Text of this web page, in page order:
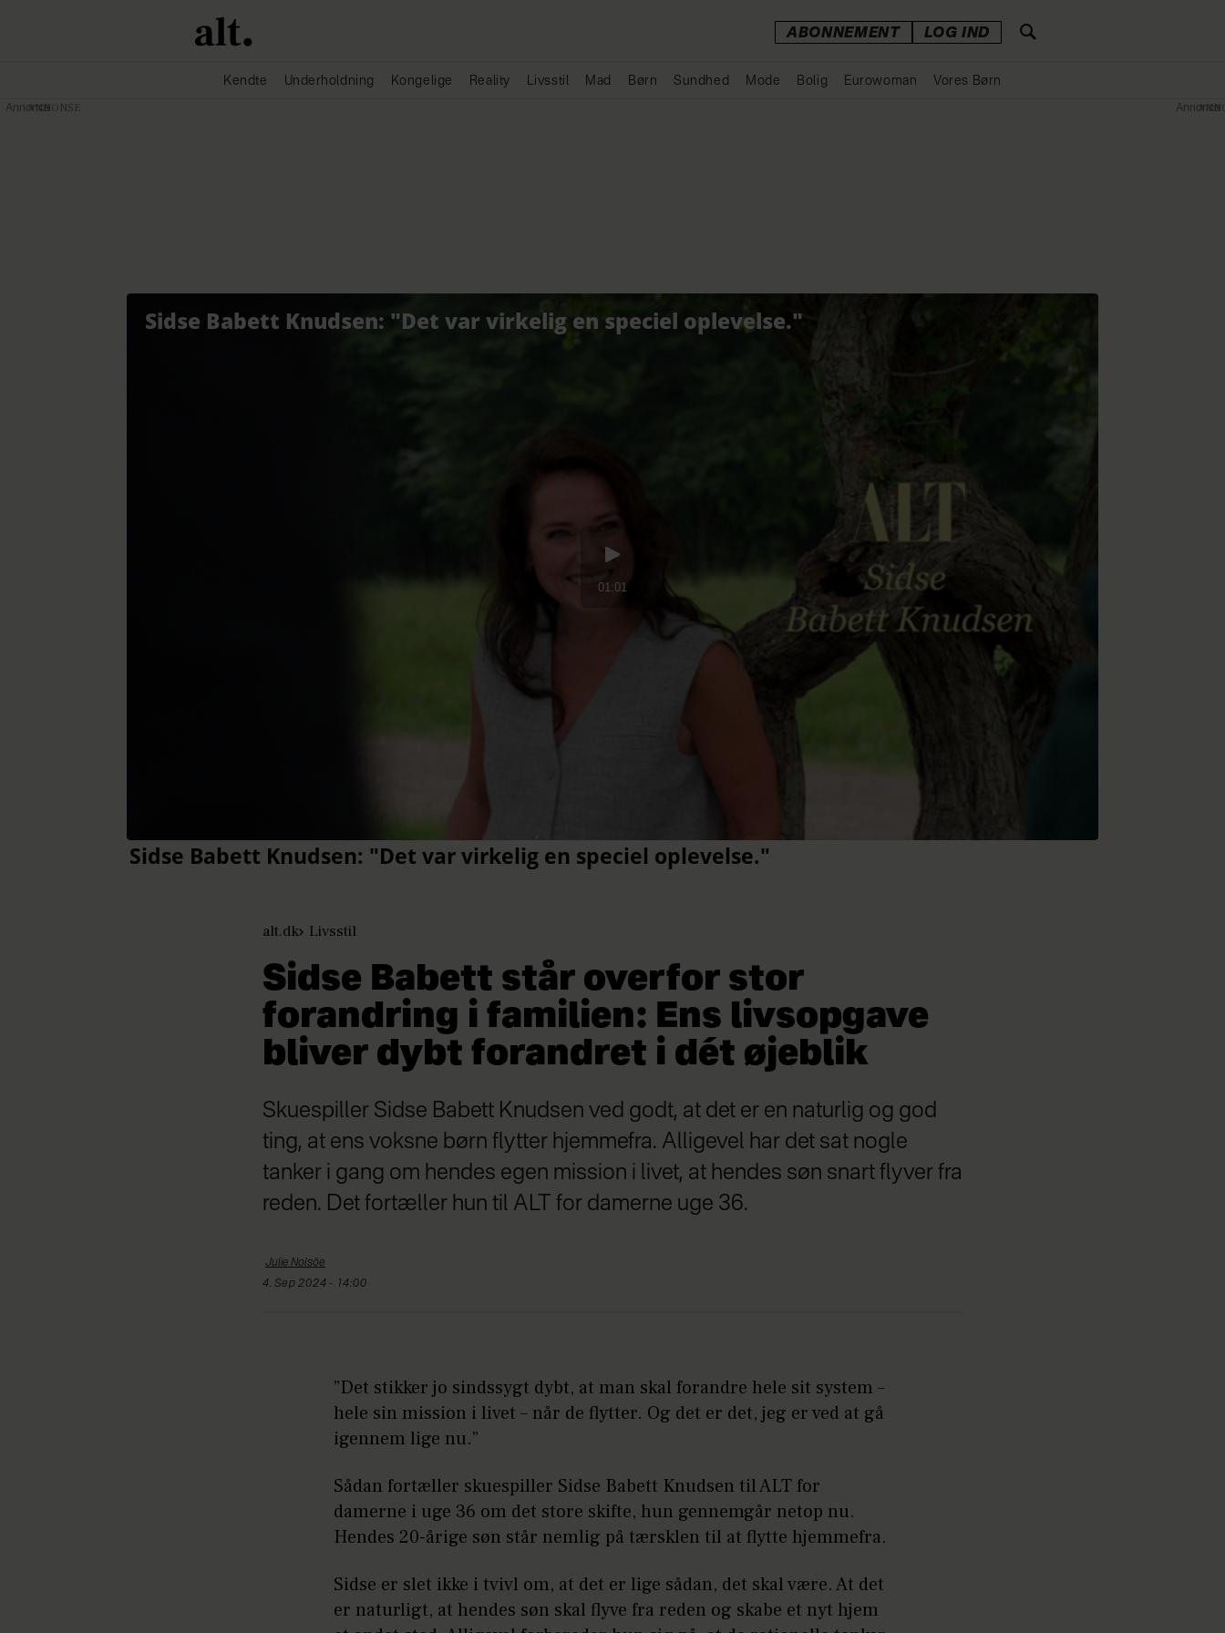
ABONNEMENT LOG IND
Kendte Underholdning Kongelige Reality Livsstil Mad Børn Sundhed Mode Bolig Eurowoman Vores Børn
alt.dk Livsstil
Sidse Babett står overfor stor
forandring i familien: Ens livsopgave
bliver dybt forandret i dét øjeblik
Skuespiller Sidse Babett Knudsen ved godt, at det er en naturlig og god
ting, at ens voksne børn flytter hjemmefra. Alligevel har det sat nogle
tanker i gang om hendes egen mission i livet, at hendes søn snart flyver fra
reden. Det fortæller hun til ALT for damerne uge 36.
Julie Nolsöe
4. Sep 2024 - 14:00
”Det stikker jo sindssygt dybt, at man skal forandre hele sit system –
hele sin mission i livet – når de flytter. Og det er det, jeg er ved at gå
igennem lige nu.”
Sådan fortæller skuespiller Sidse Babett Knudsen til ALT for
damerne i uge 36 om det store skifte, hun gennemgår netop nu.
Hendes 20-årige søn står nemlig på tærsklen til at flytte hjemmefra.
Sidse er slet ikke i tvivl om, at det er lige sådan, det skal være. At det
er naturligt, at hendes søn skal flyve fra reden og skabe et nyt hjem
Annonce Annonce